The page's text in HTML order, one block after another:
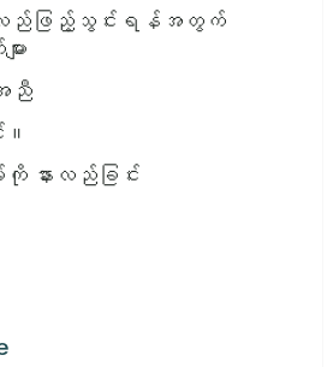
န်လည်ဖြည့်သွင်းရန်အတွက်
း
ညီ
။
ကို နားလည်ခြင်း